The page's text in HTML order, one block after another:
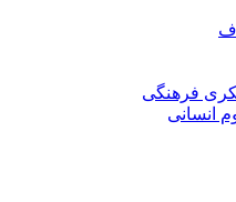
فرهنگی
انسانی